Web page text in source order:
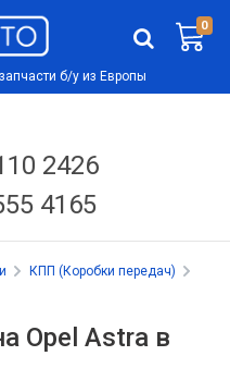
0
б/у из Европы
2426
4165
КПП (Коробки передач)
Opel Astra в